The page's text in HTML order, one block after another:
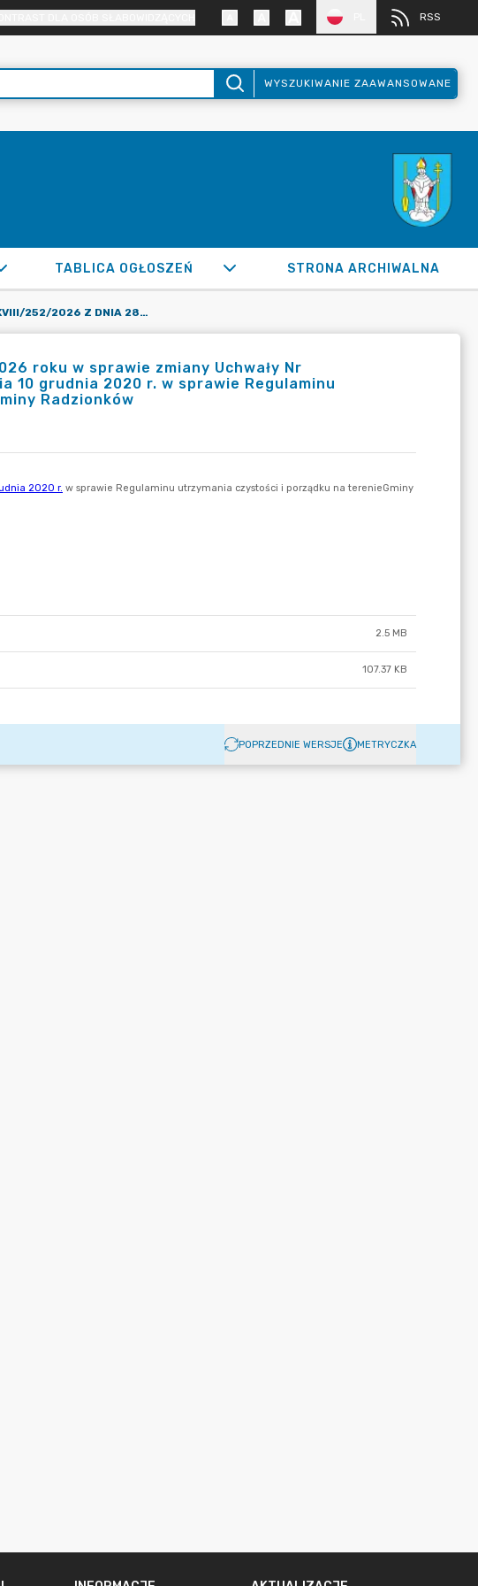
RSS
WYSZUKIWANIE ZAAWANSOWANE
TABLICA OGŁOSZEŃ STRONA ARCHIWALNA
UCHWAŁA NR XXVIII/252/2026 Z DNIA 28 MAJA 2026 ROKU W SPRAWIE ZMIANY UCHWAŁY NR XXIII/244/2020 RADY MIASTA RADZIONKÓW Z DNIA 10 GRUDNIA 2020 R. W SPRAWIE REGULAMINU UTRZYMANIA CZYSTOŚCI I PORZĄDKU NA TERENIE GMINY RADZIONKÓW
roku w sprawie zmiany Uchwały Nr
10 grudnia 2020 r. w sprawie Regulaminu
Radzionków
2.5 MB
107.37 KB
POPRZEDNIE WERSJE METRYCZKA